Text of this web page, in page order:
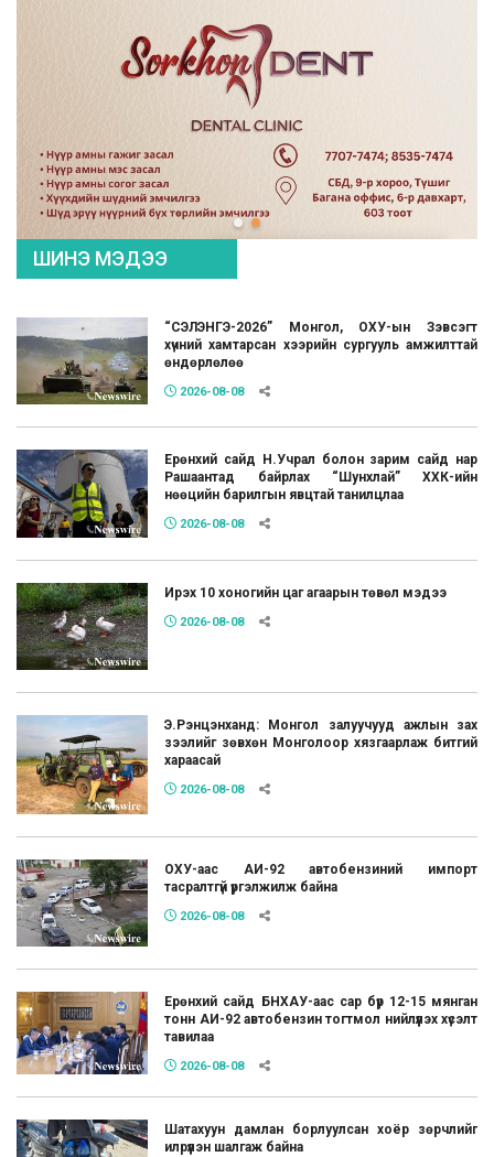
ШИНЭ МЭДЭЭ
“СЭЛЭНГЭ-2026” Монгол, ОХУ-ын Зэвсэгт
хүчний хамтарсан хээрийн сургууль амжилттай
өндөрлөлөө
2026-08-08
Ерөнхий сайд Н.Учрал болон зарим сайд нар
Рашаантад байрлах “Шунхлай” ХХК-ийн
нөөцийн барилгын явцтай танилцлаа
2026-08-08
Ирэх 10 хоногийн цаг агаарын төвөл мэдээ
2026-08-08
Э.Рэнцэнханд: Монгол залуучууд ажлын зах
зээлийг зөвхөн Монголоор хязгаарлаж битгий
хараасай
2026-08-08
ОХУ-аас АИ-92 автобензиний импорт
тасралтгүй үргэлжилж байна
2026-08-08
Ерөнхий сайд БНХАУ-аас сар бүр 12-15 мянган
тонн АИ-92 автобензин тогтмол нийлүүлэх хүсэлт
тавилаа
2026-08-08
Шатахуун дамлан борлуулсан хоёр зөрчлийг
илрүүлэн шалгаж байна